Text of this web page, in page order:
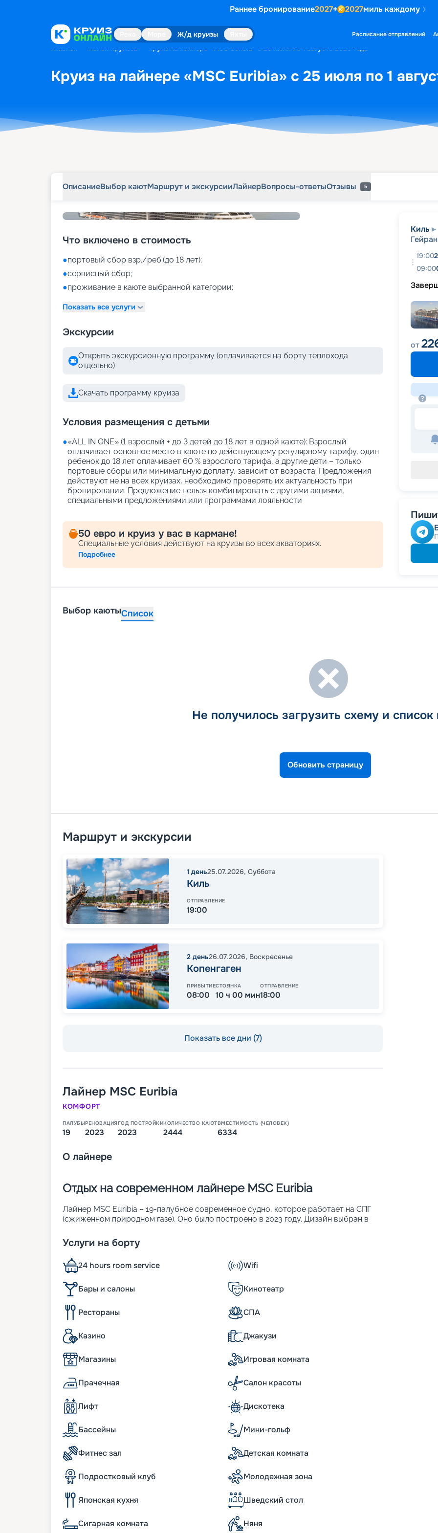
Раннее бронирование2027+ 2027миль каждому
Ж/д круизы Расписание отправлений
Главная Поиск круизов Круиз на лайнере «MSC Euribia» с 25 июля по 1 августа 2026 года
Круиз на лайнере «MSC Euribia» с 25 июля по 1
ОписаниеВыбор каютМаршрут и экскурсииЛайнерВопросы-ответыОтзывы 5
Что включено в стоимость
●портовый сбор взр./реб.(до 18 лет);
●сервисный сбор;
●проживание в каюте выбранной категории;
Показать все услуги
Экскурсии
Открыть экскурсионную программу (оплачивается на борту теплохода
отдельно)
Скачать программу круиза
Условия размещения с детьми
●«АLL IN ONE» (1 взрослый + до 3 детей до 18 лет в одной каюте): Взрослый
оплачивает основное место в каюте по действующему регулярному тарифу, один
ребенок до 18 лет оплачивает 60 % взрослого тарифа, а другие дети – только
портовые сборы или минимальную доплату, зависит от возраста. Предложения
действуют не на всех круизах, необходимо проверять их актуальность при
бронировании. Предложение нельзя комбинировать с другими акциями,
специальными предложениями или программами лояльности
50 евро и круиз у вас в кармане!
Специальные условия действуют на круизы во всех акваториях.
Подробнее
Киль
19:00
09:00
от
Выбор каютыСписок
Не получилось загрузить схему и список
Обновить страницу
Маршрут и экскурсии
1 день25.07.2026, Суббота
Киль
ОТПРАВЛЕНИЕ
19:00
2 день26.07.2026, Воскресенье
Копенгаген
ПРИБЫТИЕ
08:00
СТОЯНКА
10 ч 00 мин
ОТПРАВЛЕНИЕ
18:00
Показать все дни (7)
Лайнер MSC Euribia
КОМФОРТ
ПАЛУБЫ
19
РЕНОВАЦИЯ
2023
ГОД ПОСТРОЙКИ
2023
КОЛИЧЕСТВО КАЮТ
2444
ВМЕСТИМОСТЬ (ЧЕЛОВЕК)
6334
О лайнере
Отдых на современном лайнере MSC Euribia
Лайнер MSC Euribia – 19-палубное современное судно, которое работает на СПГ
(сжиженном природном газе). Оно было построено в 2023 году. Дизайн выбран в
его характеристики:
• ширина – 43 м;
• длина – 331 м;
• водоизмещение – около 172 тыс. т;
• скорость – 22 узла;
• общее число кают – 2 444.
Условия на борту
Лайнер предлагает все необходимое, чтобы круиз стал настоящим праздником. Вас
куполом с ресторанами и бутиками в центре корабля. В театре вы сможете
посетить шоу с живыми выступлениями. Также вы насладитесь SPA с эксклюзивной
термальной зоной, сауной, паровой баней, гидромассажем, парикмахерской и
маникюрным салонами. Помимо прочего, выбор кают впечатлит даже
привередливого туриста. Особенно понравятся номера с балконами, с которых
открывается потрясающий обзор. Во время остановок вас будут ждать
Для детей здесь также предлагается отдельное развлечение. Благодаря
сотрудничеству с LEGO самые маленькие туристы обязательно найдут себе
занятие в игровых зонах от бренда.
Особенности
включая четыре двухтопливных двигателя, работающих на сжиженном природном
газе и иногда на сернистом морском дизельном топливе. Это означает, что судно не
требует систем очистки выбросов. Также предусмотрена система снижения
выбросов на 90%, улучшенная очистка сточных вод, управление подводным шумом
Услуги на борту
24 hours room service Wifi
Бары и салоны Кинотеатр
Рестораны СПА
Казино Джакузи
Магазины Игровая комната
Прачечная Салон красоты
Лифт Дискотека
Бассейны Мини-гольф
Фитнес зал Детская комната
Подростковый клуб Молодежная зона
Японская кухня Шведский стол
Сигарная комната Няня